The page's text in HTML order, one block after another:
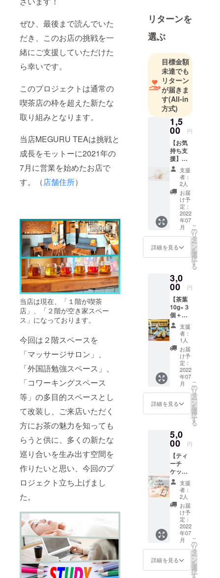
ぜひ、最後まで読んでいた
だき、このお店の挑戦を一
緒にご支援していただけた
ら幸いです。
このプロジェクトは通常の
喫茶店の枠を超えた新たな
取り組みとなります。
当店MEGURU TEAは挑戦と
成長をモットーに2021年の
7月に営業を始めたお店で
す。（店舗住所）
当店は現在、「１階が喫茶
店」、「２階が空き家スペー
ス」になっております。
今回は２階スペースを
「マッサージサロン」、
「外国語勉強スペース」、
「コワーキングスペース
等」の多目的スペースとし
て改装し、ご来店いただく
方にお茶の魅力を知っても
らうと供に、多くの新たな
巡り合いを生み出す空間を
作りたいと思い、今回のプ
ロジェクト立ち上げまし
た。
その内、30
種類は当店
にしか置い
茶を輸入販
売してお
り、その中
からお客様
の体調や好
みに合わせ
たティーの
提案をして
います。最
近はお茶に
合うお菓子
やランチメ
ニューも増
り、気軽に
お茶を楽し
める空間作
りを目指し
ておりま
リターンを
選ぶ
目標金額
未達でも
リターン
が届きま
す(All-in
方式)
1,5
00 円
【お気
持ち支
援】
《内
容》 感
謝の気
持ちを
込めた
メール
をお送
りしま
す。
支援
者：
2人
お届
け予
定：
2022
年07
月
詳細を見る
こ
の
リ
タ
ー
ン
を
選
択
す
る
3,0
00 円
【茶葉
10g×３
個＋お
手紙】
《内
容》 お
好きな
茶葉を
３種類
と心を
込めた
お手紙
お送り
させて
いただ
きま
好きな
茶葉は
後ほど
お送り
する商
品一覧
のメー
ルにご
返信く
ださ
い。 ※
茶葉は
10gで約
3杯分お
楽しみ
いただ
くこと
支援
者：
1人
お届
け予
定：
2022
年07
月
詳細を見る
こ
の
リ
タ
ー
ン
を
選
択
す
る
5,0
00 円
【ティ
ーチ
ケット
10杯分
（6000
円相
当）】
《内
容》
MEGUR
UTEAで
使える
ティー
チケッ
トで
す。 ほ
支援
者：
2人
お届
け予
定：
2022
年07
月
詳細を見る
こ
の
リ
タ
ー
ン
を
選
択
す